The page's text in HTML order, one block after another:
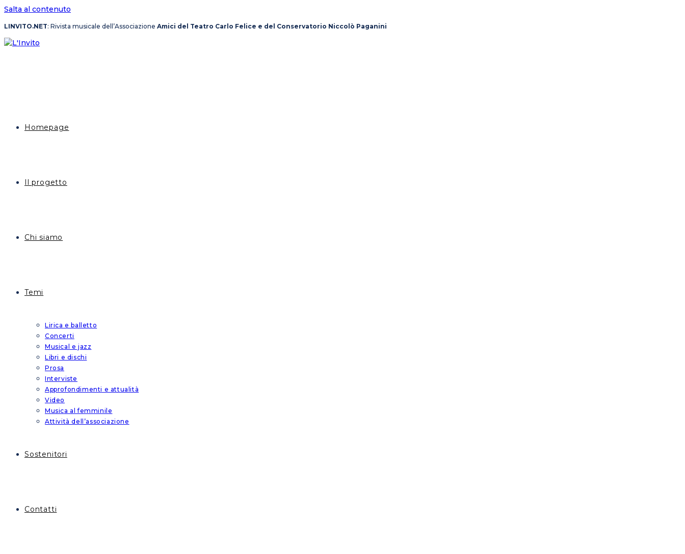
Salta al contenuto
LINVITO.NET: Rivista musicale dell’Associazione Amici del Teatro Carlo Felice e del Conservatorio Niccolò Paganini
Homepage
Il progetto
Chi siamo
Temi
Lirica e balletto
Concerti
Musical e jazz
Libri e dischi
Prosa
Interviste
Approfondimenti e attualità
Video
Musica al femminile
Attività dell’associazione
Sostenitori
Contatti